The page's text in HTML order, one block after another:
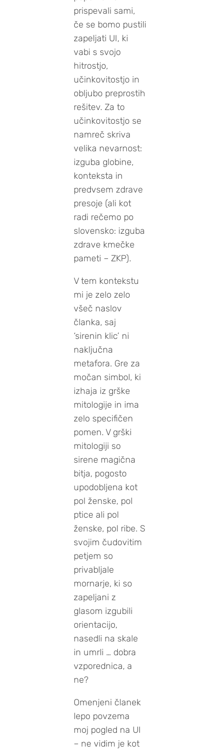
prispevali sami,
če se bomo pustili
zapeljati UI, ki
vabi s svojo
hitrostjo,
učinkovitostjo in
obljubo preprostih
rešitev. Za to
učinkovitostjo se
namreč skriva
velika nevarnost:
izguba globine,
konteksta in
predvsem zdrave
presoje (ali kot
radi rečemo po
slovensko: izguba
zdrave kmečke
pameti – ZKP).
V tem kontekstu
mi je zelo zelo
všeč naslov
članka, saj
‘sirenin klic’ ni
naključna
metafora. Gre za
močan simbol, ki
izhaja iz grške
mitologije in ima
zelo specifičen
pomen. V grški
mitologiji so
sirene magična
bitja, pogosto
upodobljena kot
pol ženske, pol
ptice ali pol
ženske, pol ribe. S
svojim čudovitim
petjem so
privabljale
mornarje, ki so
zapeljani z
glasom izgubili
orientacijo,
nasedli na skale
in umrli … dobra
vzporednica, a
ne?
Omenjeni članek
lepo povzema
moj pogled na UI
– ne vidim je kot